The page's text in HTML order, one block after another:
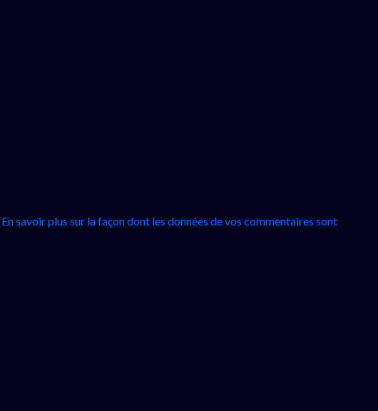
En savoir plus sur la façon dont les données de vos commentaires sont